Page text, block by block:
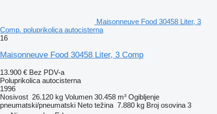
Maisonneuve Food 30458 Liter, 3
Comp. poluprikolica autocisterna
16
Maisonneuve Food 30458 Liter, 3 Comp
13.900 € Bez PDV-a
Poluprikolica autocisterna
1996
Nosivost 26.120 kg Volumen 30.458 m³ Ogibljenje
pneumatski/pneumatski Neto težina 7.880 kg Broj osovina 3